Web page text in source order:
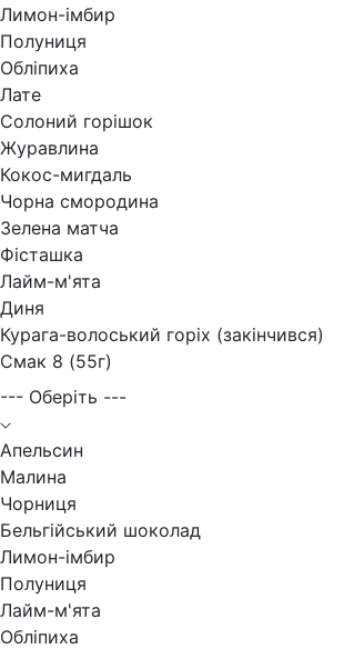
Лимон-імбир
Полуниця
Обліпиха
Лате
Солоний горішок
Журавлина
Кокос-мигдаль
Чорна смородина
Зелена матча
Фісташка
Лайм-м'ята
Диня
Курага-волоський горіх (закінчився)
Смак 8 (55г)
--- Оберіть ---
Апельсин
Малина
Чорниця
Бельгійський шоколад
Лимон-імбир
Полуниця
Лайм-м'ята
Обліпиха